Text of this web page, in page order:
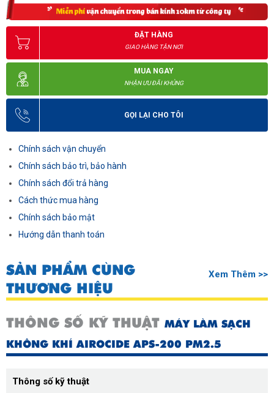
ĐẶT HÀNG
GIAO HÀNG TẬN NƠI
MUA NGAY
NHẬN ƯU ĐÃI KHỦNG
GỌI LẠI CHO TÔI
Chính sách vận chuyển
Chính sách bảo trì, bảo hành
Chính sách đổi trả hàng
Cách thức mua hàng
Chính sách bảo mật
Hướng dẫn thanh toán
SẢN PHẨM CÙNG
THƯƠNG HIỆU
Xem Thêm >>
THÔNG SỐ KỸ THUẬT MÁY LÀM SẠCH
KHÔNG KHÍ AIROCIDE APS-200 PM2.5
Thông số kỹ thuật